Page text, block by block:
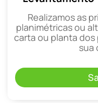
Realizamos as
planimétricas ou
carta ou planta
sua